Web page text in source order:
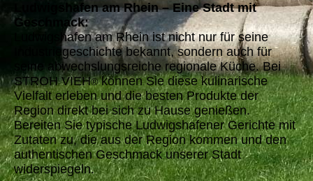
Ludwigshafen am Rhein – Eine Stadt mit
Geschmack:
Ludwigshafen am Rhein ist nicht nur für seine
Industriegeschichte bekannt, sondern auch für
seine abwechslungsreiche regionale Küche. Bei
STROH VIEH®können Sie diese kulinarische
Vielfalt erleben und die besten Produkte der
Region direkt bei sich zu Hause genießen.
Bereiten Sie typische Ludwigshafener Gerichte mit
Zutaten zu, die aus der Region kommen und den
authentischen Geschmack unserer Stadt
widerspiegeln.